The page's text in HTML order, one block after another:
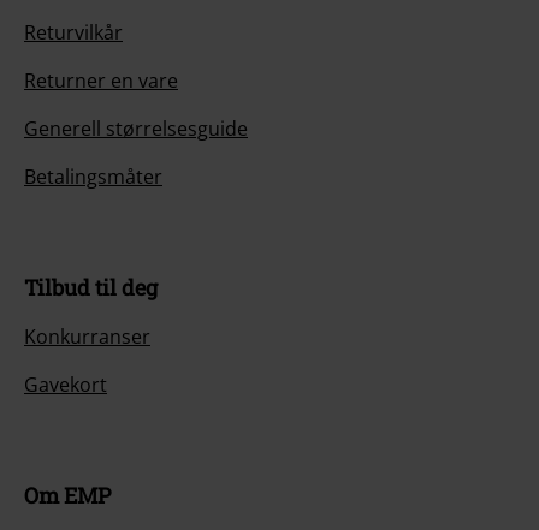
Returvilkår
Returner en vare
Generell størrelsesguide
Betalingsmåter
Tilbud til deg
Konkurranser
Gavekort
Om EMP